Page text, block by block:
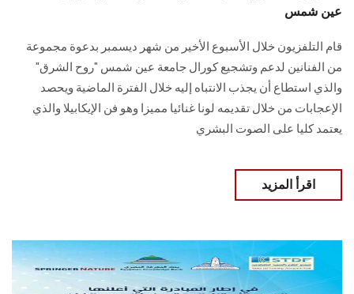
عين شمس
قام التلفزيون خلال الأسبوع الأخير من شهر ديسمبر بدعوة مجموعة
من الفنانين لدعم وتشجيع كورال جامعة عين شمس "روح الشرق"
والذي استطاع أن يجذب الانتباه إليه خلال الفترة الماضية ويحصد
الإعجابات من خلال تقديمه لونا غنائيا مميزا وهو فن الإيكابيلا والذي
يعتمد كليا على الصوت البشري
اقرأ المزيد